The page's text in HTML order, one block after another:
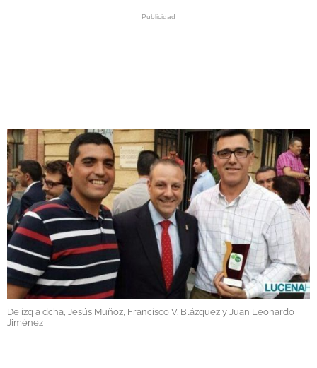
GALERÍAS
De izq a dcha, Jesús Muñoz, Francisco V. Blázquez y Juan Leonardo
Jiménez